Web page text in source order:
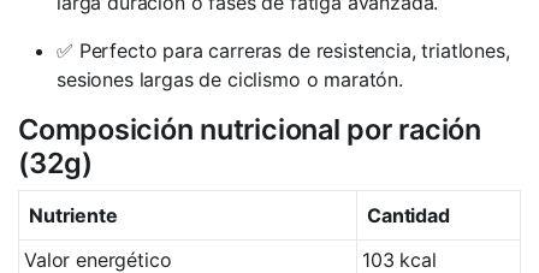
✅ Perfecto para carreras de resistencia, triatlones,
sesiones largas de ciclismo o maratón.
Composición nutricional por ración
(32g)
Nutriente
Cantidad
Valor energético
103 kcal